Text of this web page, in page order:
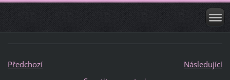
Předchozí
Následující